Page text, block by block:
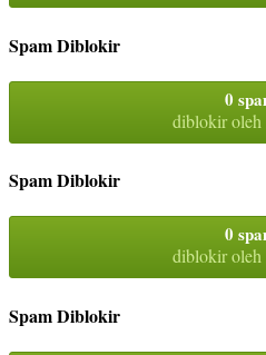
Spam Diblokir
0
diblokir oleh
Spam Diblokir
0
diblokir oleh
Spam Diblokir